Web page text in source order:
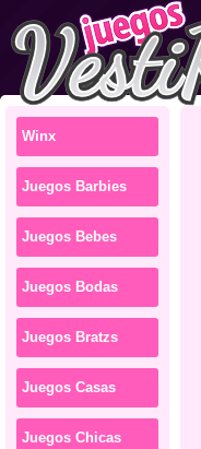
Winx
Juegos Barbies
Juegos Bebes
Juegos Bodas
Juegos Bratzs
Juegos Casas
Juegos Chicas